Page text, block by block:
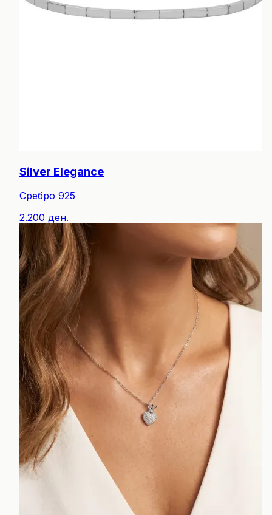
Silver Elegance
Сребро 925
2.200 ден.